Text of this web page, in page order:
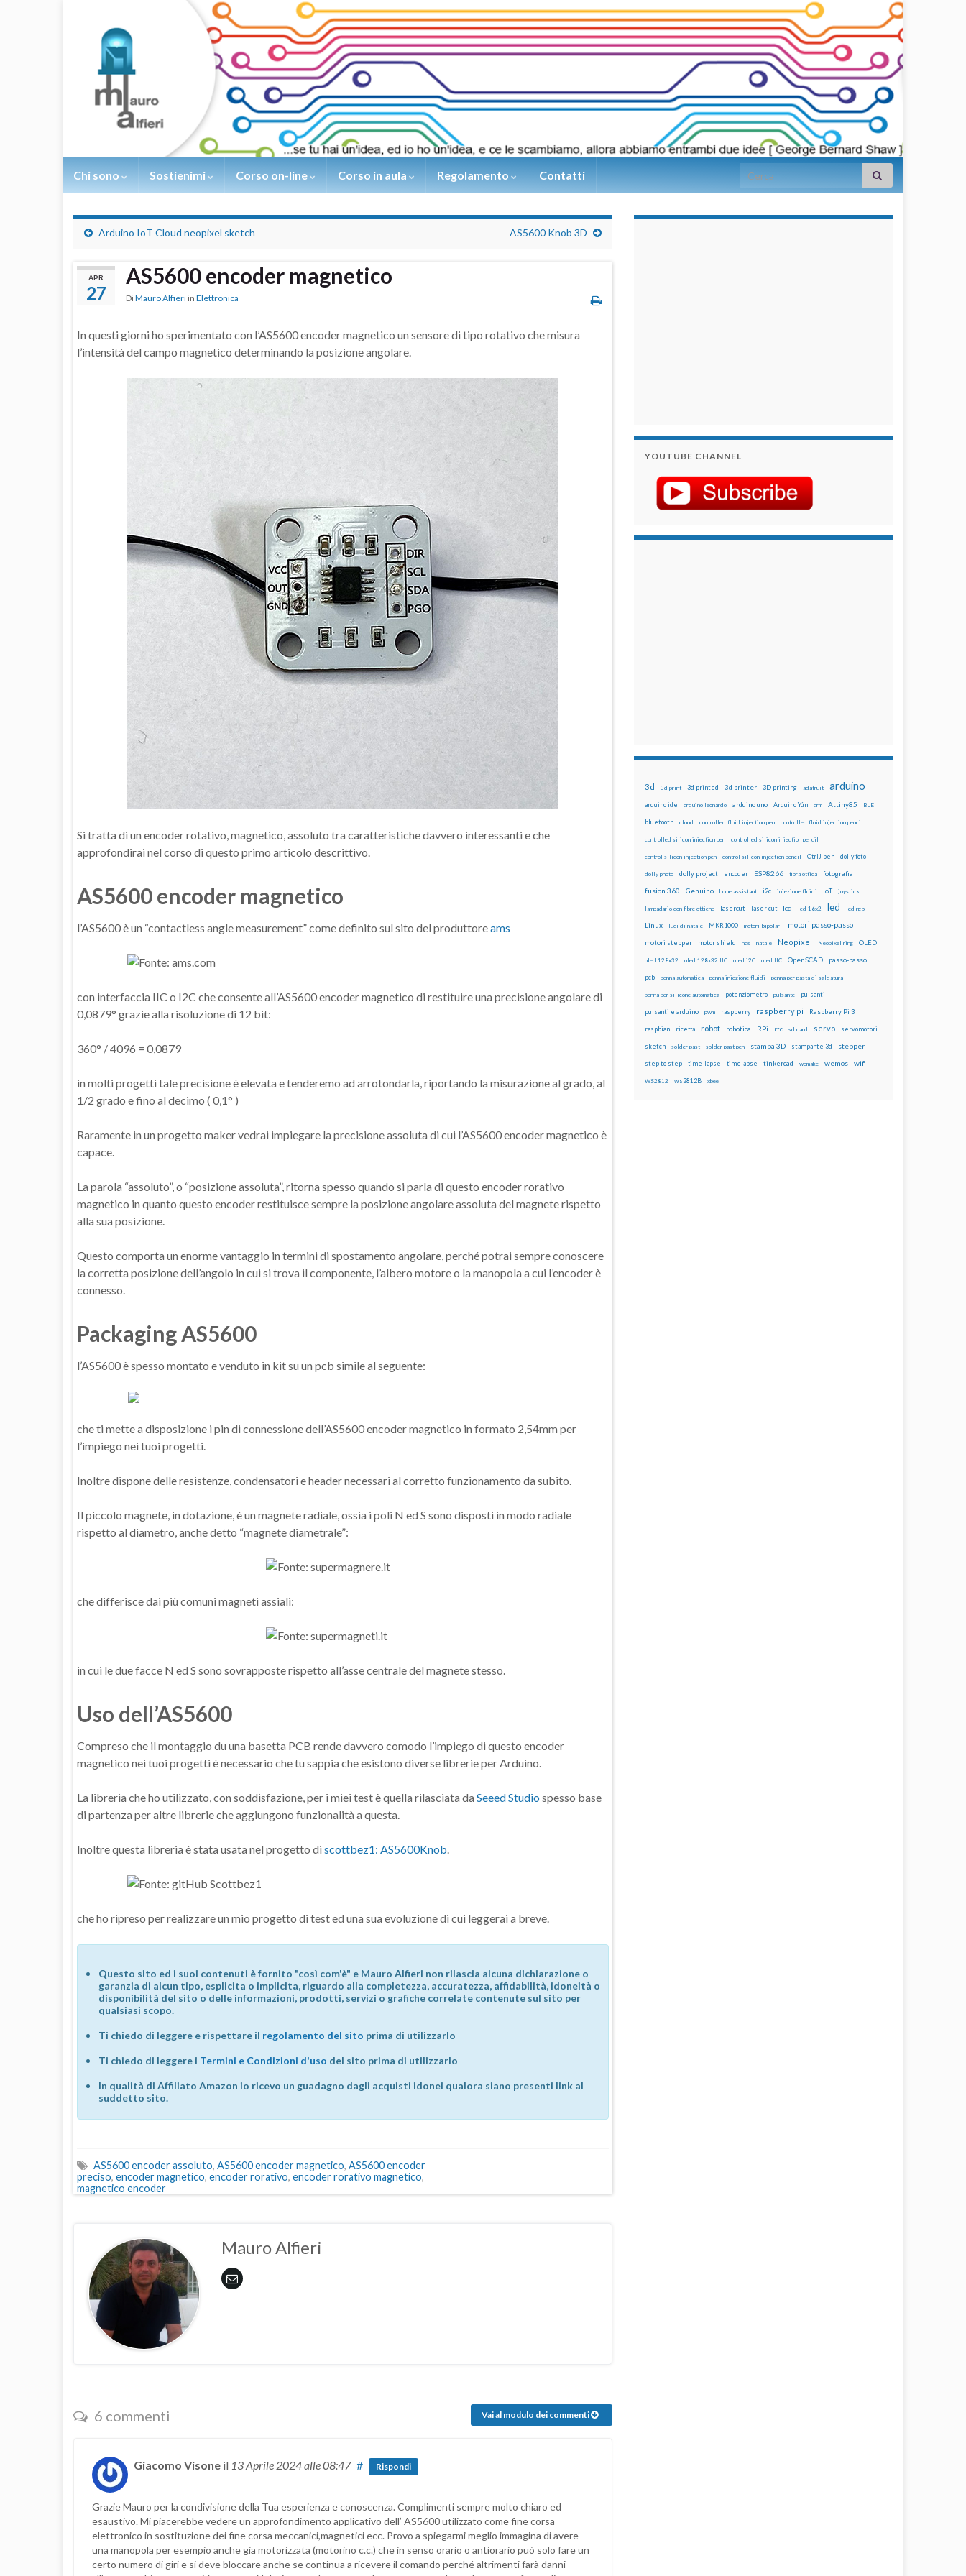
Chi sono Sostienimi Corso on-line Corso in aula Regolamento Contatti Search for:
Arduino IoT Cloud neopixel sketch AS5600 Knob 3D
APR
27
AS5600 encoder magnetico
DiMauro Alfieri in Elettronica
In questi giorni ho sperimentato con l’AS5600 encoder magnetico un sensore di tipo rotativo che misura
l’intensità del campo magnetico determinando la posizione angolare.
Si tratta di un encoder rotativo, magnetico, assoluto tra caratteristiche davvero interessanti e che
approfondirai nel corso di questo primo articolo descrittivo.
AS5600 encoder magnetico
l’AS5600 è un “contactless angle measurement” come definito sul sito del produttoreams
con interfaccia IIC o I2C che consente all’AS5600 encoder magnetico di restituire una precisione angolare di
0,0879° grazie alla risoluzione di 12 bit:
360° / 4096 = 0,0879
in molti progetti tale precisione è elevata e tenderemo ad arrotondarla, riportando la misurazione al grado, al
1/2 grado e fino al decimo ( 0,1° )
Raramente in un progetto maker vedrai impiegare la precisione assoluta di cui l’AS5600 encoder magnetico è
capace.
La parola “assoluto”, o “posizione assoluta”, ritorna spesso quando si parla di questo encoder rorativo
magnetico in quanto questo encoder restituisce sempre la posizione angolare assoluta del magnete rispetto
alla sua posizione.
Questo comporta un enorme vantaggio in termini di spostamento angolare, perché potrai sempre conoscere
la corretta posizione dell’angolo in cui si trova il componente, l’albero motore o la manopola a cui l’encoder è
connesso.
Packaging AS5600
l’AS5600 è spesso montato e venduto in kit su un pcb simile al seguente:
che ti mette a disposizione i pin di connessione dell’AS5600 encoder magnetico in formato 2,54mm per
l’impiego nei tuoi progetti.
Inoltre dispone delle resistenze, condensatori e header necessari al corretto funzionamento da subito.
Il piccolo magnete, in dotazione, è un magnete radiale, ossia i poli N ed S sono disposti in modo radiale
rispetto al diametro, anche detto “magnete diametrale”:
che differisce dai più comuni magneti assiali:
in cui le due facce N ed S sono sovrapposte rispetto all’asse centrale del magnete stesso.
Uso dell’AS5600
Compreso che il montaggio du una basetta PCB rende davvero comodo l’impiego di questo encoder
magnetico nei tuoi progetti è necessario che tu sappia che esistono diverse librerie per Arduino.
La libreria che ho utilizzato, con soddisfazione, per i miei test è quella rilasciata da Seeed Studio spesso base
di partenza per altre librerie che aggiungono funzionalità a questa.
Inoltre questa libreria è stata usata nel progetto di scottbez1: AS5600Knob.
che ho ripreso per realizzare un mio progetto di test ed una sua evoluzione di cui leggerai a breve.
Questo sito ed i suoi contenuti è fornito "così com'è" e Mauro Alfieri non rilascia alcuna dichiarazione o
garanzia di alcun tipo, esplicita o implicita, riguardo alla completezza, accuratezza, affidabilità, idoneità o
disponibilità del sito o delle informazioni, prodotti, servizi o grafiche correlate contenute sul sito per
qualsiasi scopo.
Ti chiedo di leggere e rispettare il regolamento del sito prima di utilizzarlo
Ti chiedo di leggere i Termini e Condizioni d'uso del sito prima di utilizzarlo
In qualità di Affiliato Amazon io ricevo un guadagno dagli acquisti idonei qualora siano presenti link al
suddetto sito.
AS5600 encoder assoluto, AS5600 encoder magnetico, AS5600 encoder
preciso, encoder magnetico, encoder rorativo, encoder rorativo magnetico,
magnetico encoder
Mauro Alfieri
6 commenti Vai al modulo dei commenti
Giacomo Visone il 13 Aprile 2024alle 08:47 # Rispondi
Grazie Mauro per la condivisione della Tua esperienza e conoscenza. Complimenti sempre molto chiaro ed
esaustivo. Mi piacerebbe vedere un approfondimento applicativo dell’ AS5600 utilizzato come fine corsa
elettronico in sostituzione dei fine corsa meccanici,magnetici ecc. Provo a spiegarmi meglio immagina di avere
una manopola per esempio anche gia motorizzata (motorino c.c.) che in senso orario o antiorario può solo fare un
certo numero di giri e si deve bloccare anche se continua a ricevere il comando perché altrimenti farà danni
YOUTUBE CHANNEL
3d 3d print 3d printed 3d printer 3D printing adafruit arduino
arduino ide arduino leonardo arduino uno Arduino Yún arm Attiny85 BLE
bluetooth cloud controlled fluid injection pen controlled fluid injection pencil
controlled silicon injection pen controlled silicon injection pencil
control silicon injection pen control silicon injection pencil CtrlJ pen dolly foto
dolly photo dolly project encoder ESP8266 fibra ottica fotografia
fusion 360 Genuino home assistant i2c iniezione fluidi IoT joystick
lampadario con fibre ottiche lasercut laser cut lcd lcd 16x2 led led rgb
Linux luci di natale MKR1000 motori bipolari motori passo-passo
motori stepper motor shield nas natale Neopixel Neopixel ring OLED
oled 128x32 oled 128x32 IIC oled i2C oled IIC OpenSCAD passo-passo
pcb penna automatica penna iniezione fluidi penna per pasta di saldatura
penna per silicone automatica potenziometro pulsante pulsanti
pulsanti e arduino pwm raspberry raspberry pi Raspberry Pi 3
raspbian ricetta robot robotica RPi rtc sd card servo servomotori
sketch solder past solder past pen stampa 3D stampante 3d stepper
step to step time-lapse timelapse tinkercad wemake wemos wifi
WS2812 ws2812B xbee